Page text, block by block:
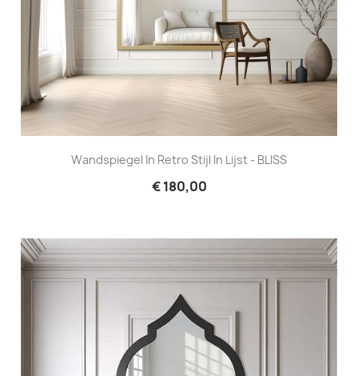
Wandspiegel In Retro Stijl In Lijst - BLISS
€ 180,00